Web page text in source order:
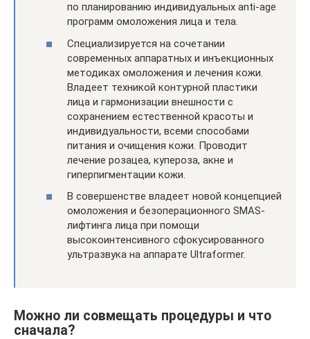
по планированию индивидуальных anti-age
программ омоложения лица и тела.
Специализируется на сочетании
современных аппаратных и инъекционных
методиках омоложения и лечения кожи.
Владеет техникой контурной пластики
лица и гармонизации внешности с
сохранением естественной красоты и
индивидуальности, всеми способами
питания и очищения кожи. Проводит
лечение розацеа, купероза, акне и
гиперпигментации кожи.
В совершенстве владеет новой концепцией
омоложения и безоперационного SMAS-
лифтинга лица при помощи
высокоинтенсивного сфокусированного
ультразвука на аппарате Ultraformer.
Можно ли совмещать процедуры и что
сначала?